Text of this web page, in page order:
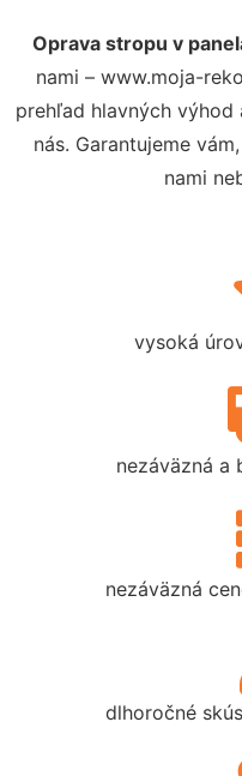
Oprava stropu v
nami – www.moja-
prehľad hlavných
nás. Garantujeme
nami
vysoká
nezáväzná a
nezáväzná
dlhoročné